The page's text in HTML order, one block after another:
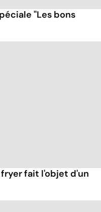
"Les bons
fait l'objet d'un